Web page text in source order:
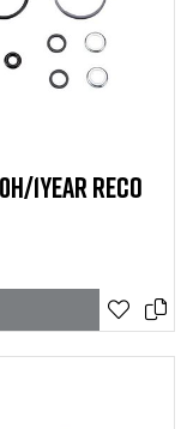
1YEAR RECO